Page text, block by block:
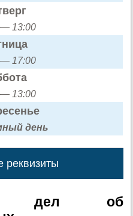
— 13:00
— 17:00
— 13:00
день
реквизиты
дел об